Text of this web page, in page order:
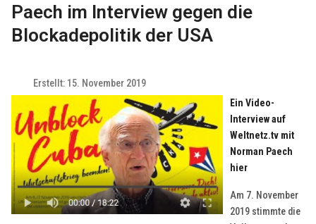
Paech im Interview gegen die
Blockadepolitik der USA
Erstellt: 15. November 2019
Ein Video-
Interview auf
Weltnetz.tv mit
Norman Paech
hier
Am 7. November
2019 stimmte die